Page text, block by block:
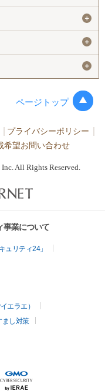
＋
＋
＋
ページトップ
プライバシーポリシー
希望お問い合わせ
All Rights Reserved.
事業について
ュリティ24」
エラエ）
まし対策